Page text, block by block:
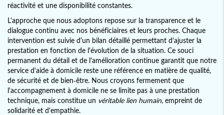
réactivité et une disponibilité constantes.
L'approche que nous adoptons repose sur la transparence et le
dialogue continu avec nos bénéficiaires et leurs proches. Chaque
intervention est suivie d'un bilan détaillé permettant d'ajuster la
prestation en fonction de l'évolution de la situation. Ce souci
permanent du détail et de l'amélioration continue garantit que notre
service d'aide à domicile reste une référence en matière de qualité,
de sécurité et de bien-être. Nous croyons fermement que
l'accompagnement à domicile ne se limite pas à une prestation
technique, mais constitue un véritable lien humain, empreint de
solidarité et d'empathie.